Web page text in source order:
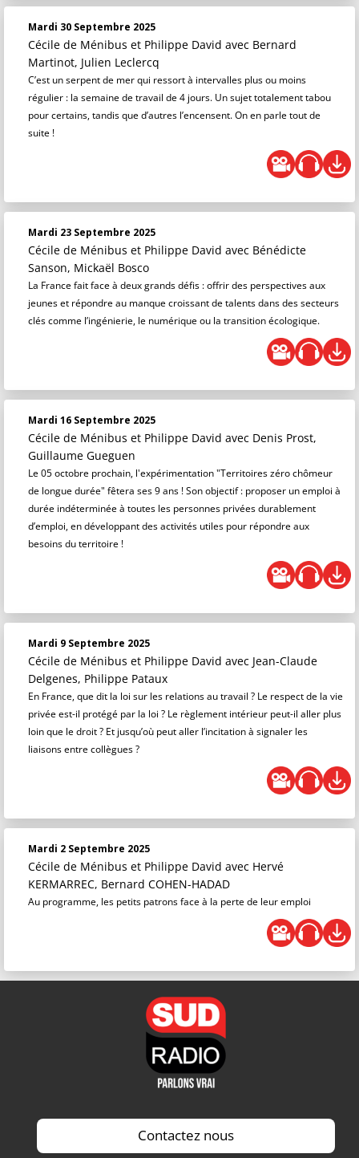
Mardi 30 Septembre 2025
Cécile de Ménibus et Philippe David avec Bernard
Martinot, Julien Leclercq
C’est un serpent de mer qui ressort à intervalles plus ou moins
régulier : la semaine de travail de 4 jours. Un sujet totalement tabou
pour certains, tandis que d’autres l’encensent. On en parle tout de
suite !
Mardi 23 Septembre 2025
Cécile de Ménibus et Philippe David avec Bénédicte
Sanson, Mickaël Bosco
La France fait face à deux grands défis : offrir des perspectives aux
jeunes et répondre au manque croissant de talents dans des secteurs
clés comme l’ingénierie, le numérique ou la transition écologique.
Mardi 16 Septembre 2025
Cécile de Ménibus et Philippe David avec Denis Prost,
Guillaume Gueguen
Le 05 octobre prochain, l'expérimentation "Territoires zéro chômeur
de longue durée" fêtera ses 9 ans ! Son objectif : proposer un emploi à
durée indéterminée à toutes les personnes privées durablement
d’emploi, en développant des activités utiles pour répondre aux
besoins du territoire !
Mardi 9 Septembre 2025
Cécile de Ménibus et Philippe David avec Jean-Claude
Delgenes, Philippe Pataux
En France, que dit la loi sur les relations au travail ? Le respect de la vie
privée est-il protégé par la loi ? Le règlement intérieur peut-il aller plus
loin que le droit ? Et jusqu’où peut aller l’incitation à signaler les
liaisons entre collègues ?
Mardi 2 Septembre 2025
Cécile de Ménibus et Philippe David avec Hervé
KERMARREC, Bernard COHEN-HADAD
Au programme, les petits patrons face à la perte de leur emploi
Contactez nous